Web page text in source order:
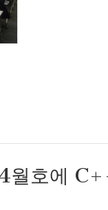
4월호에